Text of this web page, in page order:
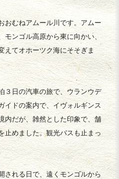
むねアムール川です。アムー
モンゴル高原から東に向かい、
えてオホーツク海にそそぎま
３日の汽車の旅で、ウランウデ
イドの案内で、イヴォルギンス
内だが、雑然とした印象で、舗
止めました。観光バスも止まっ
れる日で、遠くモンゴルから